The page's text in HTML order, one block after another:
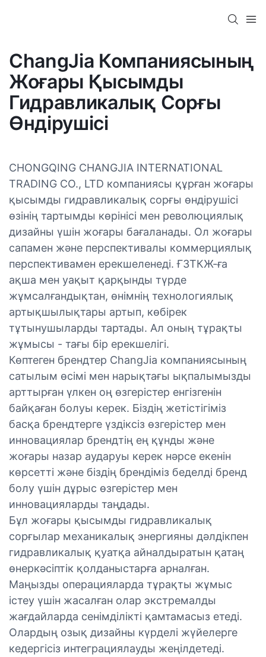
ChangJia Компаниясының
Жоғары Қысымды
Гидравликалық Сорғы
Өндірушісі
CHONGQING CHANGJIA INTERNATIONAL
TRADING CO., LTD компаниясы құрған жоғары
қысымды гидравликалық сорғы өндірушісі
өзінің тартымды көрінісі мен революциялық
дизайны үшін жоғары бағаланады. Ол жоғары
сапамен және перспективалы коммерциялық
перспективамен ерекшеленеді. ҒЗТКЖ-ға
ақша мен уақыт қарқынды түрде
жұмсалғандықтан, өнімнің технологиялық
артықшылықтары артып, көбірек
тұтынушыларды тартады. Ал оның тұрақты
жұмысы - тағы бір ерекшелігі.
Көптеген брендтер ChangJia компаниясының
сатылым өсімі мен нарықтағы ықпалымызды
арттырған үлкен оң өзгерістер енгізгенін
байқаған болуы керек. Біздің жетістігіміз
басқа брендтерге үздіксіз өзгерістер мен
инновациялар брендтің ең құнды және
жоғары назар аударуы керек нәрсе екенін
көрсетті және біздің брендіміз беделді бренд
болу үшін дұрыс өзгерістер мен
инновацияларды таңдады.
Бұл жоғары қысымды гидравликалық
сорғылар механикалық энергияны дәлдікпен
гидравликалық қуатқа айналдыратын қатаң
өнеркәсіптік қолданыстарға арналған.
Маңызды операцияларда тұрақты жұмыс
істеу үшін жасалған олар экстремалды
жағдайларда сенімділікті қамтамасыз етеді.
Олардың озық дизайны күрделі жүйелерге
кедергісіз интеграциялауды жеңілдетеді.